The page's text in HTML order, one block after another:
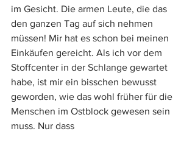
im Gesicht. Die armen Leute, die das
den ganzen Tag auf sich nehmen
müssen! Mir hat es schon bei meinen
Einkäufen gereicht. Als ich vor dem
Stoffcenter in der Schlange gewartet
habe, ist mir ein bisschen bewusst
geworden, wie das wohl früher für die
Menschen im Ostblock gewesen sein
muss. Nur dass